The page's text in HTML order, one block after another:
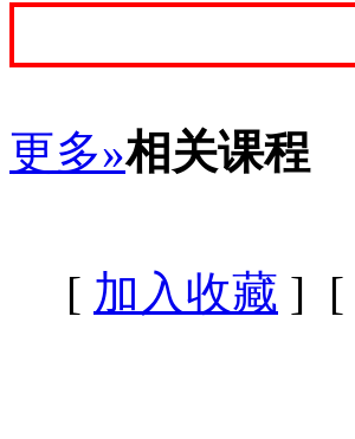
更多»相关课程
[ 加入收藏 ] [